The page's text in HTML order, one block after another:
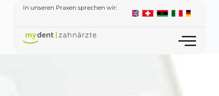
In unseren Praxen sprechen wir: